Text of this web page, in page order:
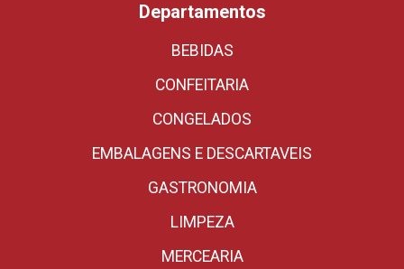
Departamentos
BEBIDAS
CONFEITARIA
CONGELADOS
EMBALAGENS E DESCARTAVEIS
GASTRONOMIA
LIMPEZA
MERCEARIA